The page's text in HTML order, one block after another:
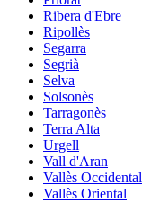
Ribera d'Ebre
Ripollès
Segarra
Segrià
Selva
Solsonès
Tarragonès
Terra Alta
Urgell
Vall d'Aran
Vallès Occidental
Vallès Oriental